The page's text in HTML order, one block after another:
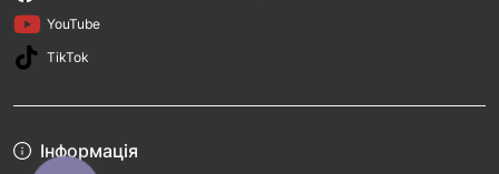
Інформація
YouTube
TikTok